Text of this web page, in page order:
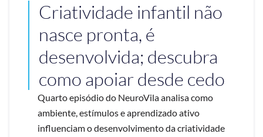
Criatividade infantil não
nasce pronta, é
desenvolvida; descubra
como apoiar desde cedo
Quarto episódio do NeuroVila analisa como
ambiente, estímulos e aprendizado ativo
influenciam o desenvolvimento da criatividade